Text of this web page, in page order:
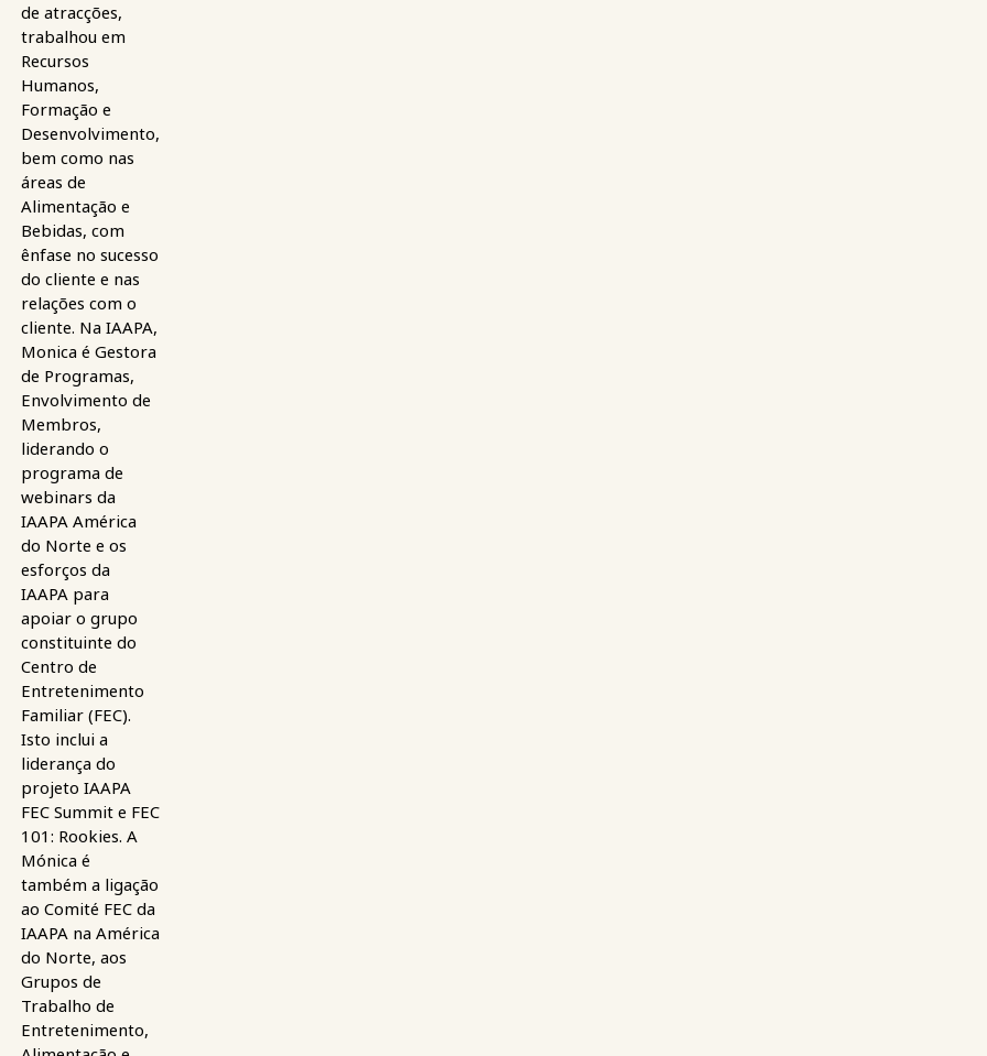
de atracções,
trabalhou em
Recursos
Humanos,
Formação e
Desenvolvimento,
bem como nas
áreas de
Alimentação e
Bebidas, com
ênfase no sucesso
do cliente e nas
relações com o
cliente. Na IAAPA,
Monica é Gestora
de Programas,
Envolvimento de
Membros,
liderando o
programa de
webinars da
IAAPA América
do Norte e os
esforços da
IAAPA para
apoiar o grupo
constituinte do
Centro de
Entretenimento
Familiar (FEC).
Isto inclui a
liderança do
projeto IAAPA
FEC Summit e FEC
101: Rookies. A
Mónica é
também a ligação
ao Comité FEC da
IAAPA na América
do Norte, aos
Grupos de
Trabalho de
Entretenimento,